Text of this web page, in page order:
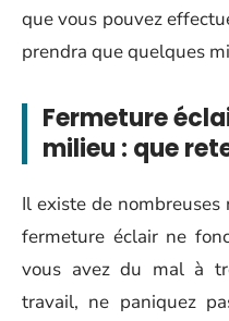
que vous pouvez
prendra que quelques
Fermeture
milieu : que
Il existe de
fermeture éclair ne
vous avez du mal à
travail, ne paniquez